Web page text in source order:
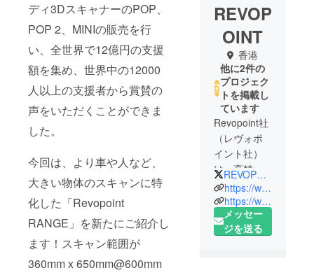
ディ3DスキャナーのPOP、
POP 2、MINIの販売を行
い、全世界で12億円の支援
額を集め、世界中の12000
人以上の支援者から賞賛の
声をいただくことができま
した。
今回は、より車や人など、
大きい物体のスキャンに特
化した「Revopoint
RANGE」を新たにご紹介し
ます！スキャン範囲が
360mm x 650mm@600mm
REVOP
OINT
香港
他に2件の
プロジェク
トを掲載し
ています
Revopoint社
（レヴォポ
イント社）
は、高精度
な3Dスキャ
ンカメラと
モジュール
の開発・製
REVOPOINTJAPAN
https://www.revopoint3d.com
https://www.revopoint3d.jp
メッセー
ジを送る